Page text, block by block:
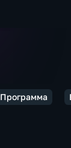
Программа